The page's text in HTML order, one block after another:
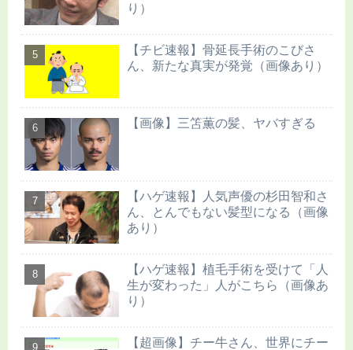
り）
【チビ速報】骨延長手術のこびさ
ん、新たな真実が発覚（画像あり）
【画像】三笘薫の髪、ヤバすぎる
【ハゲ速報】人気声優の杉田智和さ
ん、とんでもない髪型になる（画像
あり）
【ハゲ速報】植毛手術を受けて「人
生が変わった」人がこちら（画像あ
り）
【超画像】チー牛さん、世界にチー